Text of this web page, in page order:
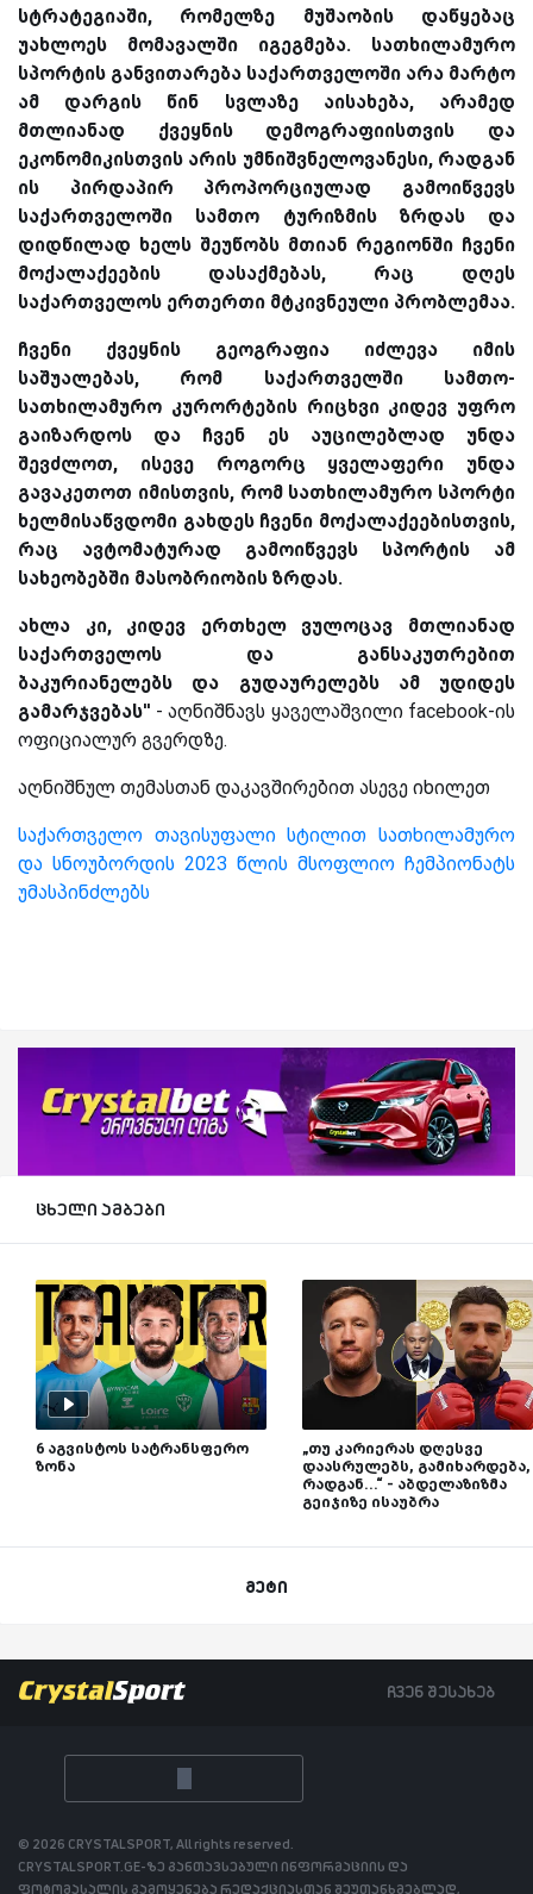
სტრატეგიაში, რომელზე მუშაობის დაწყებაც
უახლოეს მომავალში იგეგმება. სათხილამურო
სპორტის განვითარება საქართველოში არა მარტო
ამ დარგის წინ სვლაზე აისახება, არამედ
მთლიანად ქვეყნის დემოგრაფიისთვის და
ეკონომიკისთვის არის უმნიშვნელოვანესი, რადგან
ის პირდაპირ პროპორციულად გამოიწვევს
საქართველოში სამთო ტურიზმის ზრდას და
დიდწილად ხელს შეუწობს მთიან რეგიონში ჩვენი
მოქალაქეების დასაქმებას, რაც დღეს
საქართველოს ერთერთი მტკივნეული პრობლემაა.
ჩვენი ქვეყნის გეოგრაფია იძლევა იმის
საშუალებას, რომ საქართველში სამთო-
სათხილამურო კურორტების რიცხვი კიდევ უფრო
გაიზარდოს და ჩვენ ეს აუცილებლად უნდა
შევძლოთ, ისევე როგორც ყველაფერი უნდა
გავაკეთოთ იმისთვის, რომ სათხილამურო სპორტი
ხელმისაწვდომი გახდეს ჩვენი მოქალაქეებისთვის,
რაც ავტომატურად გამოიწვევს სპორტის ამ
სახეობებში მასობრიობის ზრდას.
ახლა კი, კიდევ ერთხელ ვულოცავ მთლიანად
საქართველოს და განსაკუთრებით
ბაკურიანელებს და გუდაურელებს ამ უდიდეს
გამარჯვებას'' - აღნიშნავს ყაველაშვილი facebook-ის
ოფიციალურ გვერდზე.
აღნიშნულ თემასთან დაკავშირებით ასევე იხილეთ
საქართველო თავისუფალი სტილით სათხილამურო
და სნოუბორდის 2023 წლის მსოფლიო ჩემპიონატს
უმასპინძლებს
ცხელი ამბები
6 აგვისტოს სატრანსფერო
ზონა
„თუ კარიერას დღესვე
დაასრულებს, გამიხარდება,
რადგან...“ - აბდელაზიზმა
გეიჯიზე ისაუბრა
მეტი
ჩვენ შესახებ
© 2026 CRYSTALSPORT, All rights reserved.
CRYSTALSPORT.GE-ზე განთავსებული ინფორმაციის და
ფოტომასალის გამოყენება რედაქციასთან შეუთანხმებლად,